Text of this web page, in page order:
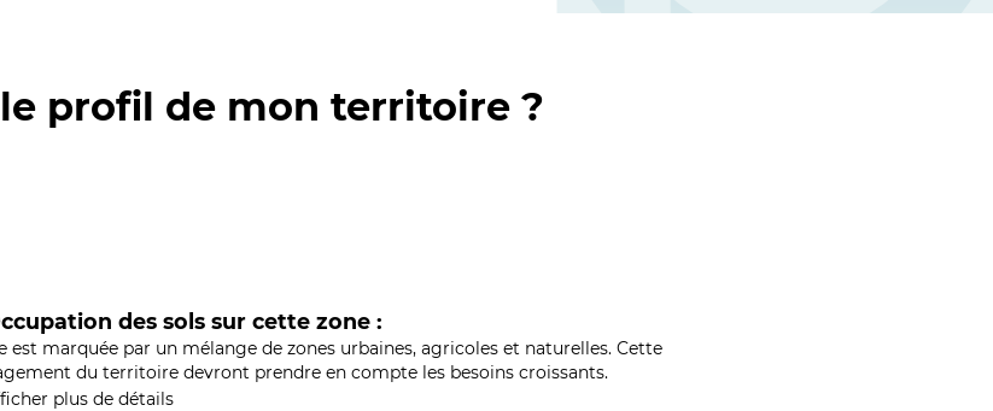
profil de mon territoire ?
des sols sur cette zone :
marquée par un mélange de zones urbaines, agricoles et naturelles. Cette
du territoire devront prendre en compte les besoins croissants.
plus de détails